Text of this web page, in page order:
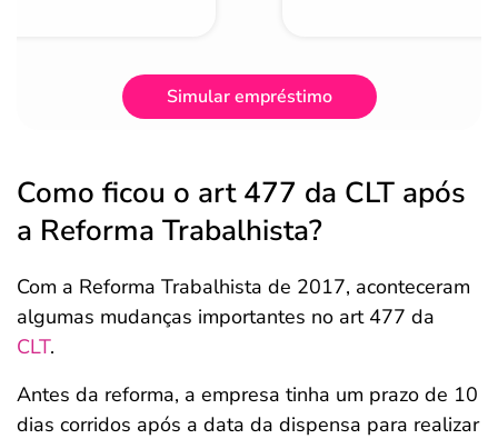
Simular empréstimo
Como ficou o art 477 da CLT após
a Reforma Trabalhista?
Com a Reforma Trabalhista de 2017, aconteceram
algumas mudanças importantes no art 477 da
CLT.
Antes da reforma, a empresa tinha um prazo de 10
dias corridos após a data da dispensa para realizar